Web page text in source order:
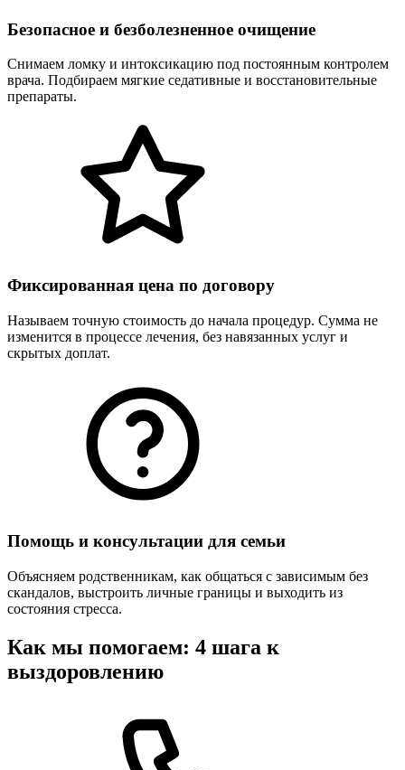
Безопасное и безболезненное очищение
Снимаем ломку и интоксикацию под постоянным контролем
врача. Подбираем мягкие седативные и восстановительные
препараты.
Фиксированная цена по договору
Называем точную стоимость до начала процедур. Сумма не
изменится в процессе лечения, без навязанных услуг и
скрытых доплат.
Помощь и консультации для семьи
Объясняем родственникам, как общаться с зависимым без
скандалов, выстроить личные границы и выходить из
состояния стресса.
Как мы помогаем: 4 шага к
выздоровлению